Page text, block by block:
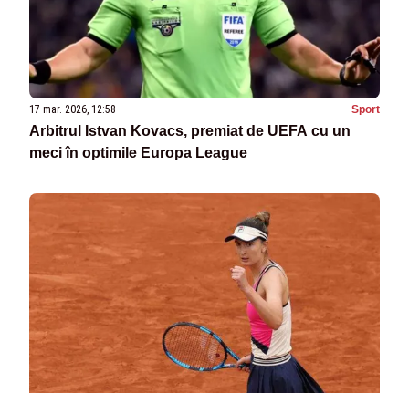
17 mar. 2026, 12:58 Sport
Arbitrul Istvan Kovacs, premiat de UEFA cu un
meci în optimile Europa League